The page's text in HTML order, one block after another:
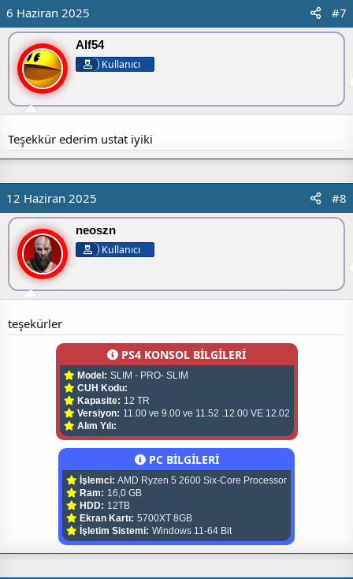
6 Haziran 2025 #7
Alf54
Kullanıcı
Teşekkür ederim ustat iyiki
12 Haziran 2025 #8
neoszn
Kullanıcı
teşekürler
PS4 KONSOL BİLGİLERİ
Model: SLIM - PRO- SLIM
CUH Kodu:
Kapasite: 12 TR
Versiyon: 11.00 ve 9.00 ve 11.52 .12.00 VE 12.02
Alım Yılı:
PC BİLGİLERİ
İşlemci: AMD Ryzen 5 2600 Six-Core Processor
Ram: 16,0 GB
HDD: 12TB
Ekran Kartı: 5700XT 8GB
İşletim Sistemi: Windows 11-64 Bit